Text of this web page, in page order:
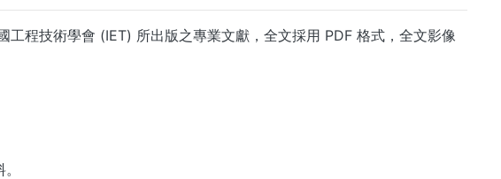
程技術學會 (IET) 所出版之專業文獻，全文採用 PDF 格式，全文影像